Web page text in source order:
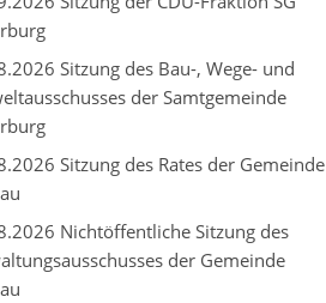
Sitzung des Bau-, Wege- und
der Samtgemeinde
Sitzung des Rates der Gemeinde
Nichtöffentliche Sitzung des
der Gemeinde